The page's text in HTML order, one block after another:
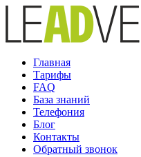
Главная
Тарифы
FAQ
База знаний
Телефония
Блог
Контакты
Обратный звонок